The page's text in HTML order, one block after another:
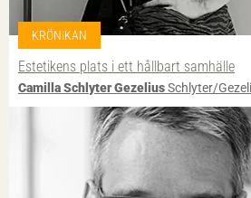
KRÖNIKAN
Estetikens plats i ett hållbart samhälle
Camilla Schlyter GezeliusSchlyter/